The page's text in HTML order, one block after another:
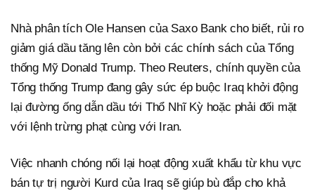
Nhà phân tích Ole Hansen của Saxo Bank cho biết, rủi ro
giảm giá dầu tăng lên còn bởi các chính sách của Tổng
thống Mỹ Donald Trump. Theo Reuters, chính quyền của
Tổng thống Trump đang gây sức ép buộc Iraq khởi động
lại đường ống dẫn dầu tới Thổ Nhĩ Kỳ hoặc phải đối mặt
với lệnh trừng phạt cùng với Iran.
Việc nhanh chóng nối lại hoạt động xuất khẩu từ khu vực
bán tự trị người Kurd của Iraq sẽ giúp bù đắp cho khả